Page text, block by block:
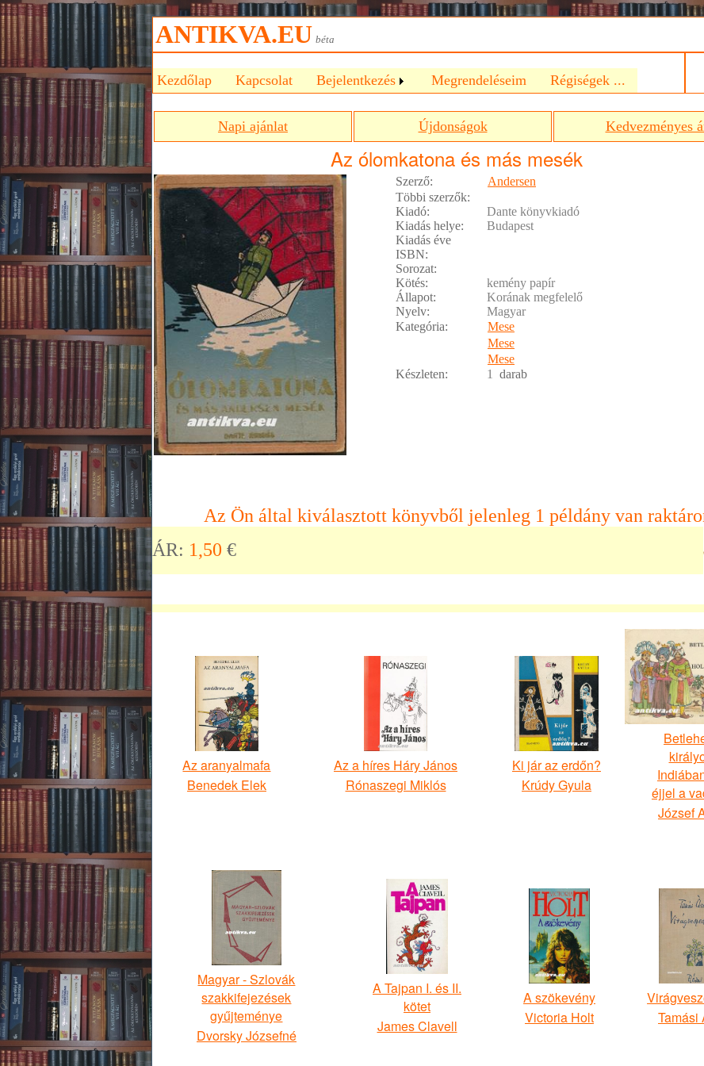
ANTIKVA.EU béta
Kezdőlap Kapcsolat Bejelentkezés Megrendeléseim Régiségek ...
Napi ajánlat Újdonságok Kedvezményes
Az ólomkatona és más mesék
Szerző:
Andersen
Többi szerzők:
Kiadó:
Dante könyvkiadó
Kiadás helye:
Budapest
Kiadás éve
ISBN:
Sorozat:
Kötés:
kemény papír
Állapot:
Korának megfelelő
Nyelv:
Magyar
Kategória:
Mese
Mese
Mese
Készleten:
1 darab
Az Ön által kiválasztott könyvből jelenleg 1 példány van
ÁR: 1,50 €
Az aranyalmafa
Benedek Elek
Az a híres Háry János
Rónaszegi Miklós
Ki jár az erdőn?
Krúdy Gyula
éjjel a
József
Magyar - Szlovák
szakkifejezések
gyűjteménye
Dvorsky Józsefné
A Tajpan I. és II.
kötet
James Clavell
A szökevény
Victoria Holt
Tamási